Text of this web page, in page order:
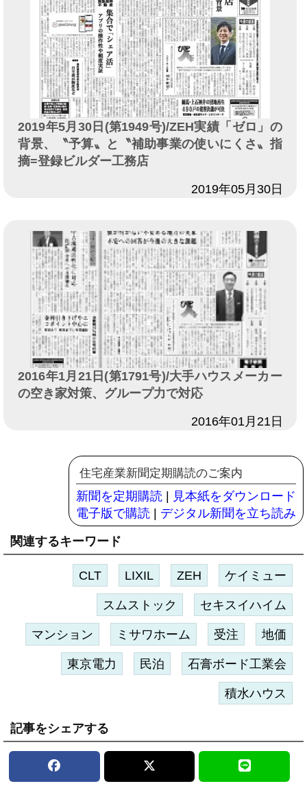
2019年5月30日(第1949号)/ZEH実績「ゼロ」の
背景、〝予算〟と〝補助事業の使いにくさ〟指
摘=登録ビルダー工務店
2019年05月30日
2016年1月21日(第1791号)/大手ハウスメーカー
の空き家対策、グループ力で対応
2016年01月21日
住宅産業新聞定期購読のご案内
新聞を定期購読 | 見本紙をダウンロード
電子版で購読 | デジタル新聞を立ち読み
関連するキーワード
CLT LIXIL ZEH ケイミュー
スムストック セキスイハイム
マンション ミサワホーム 受注 地価
東京電力 民泊 石膏ボード工業会
積水ハウス
記事をシェアする